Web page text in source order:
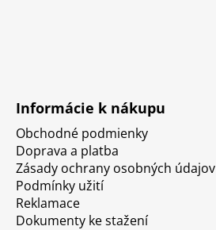
Informácie k nákupu
Obchodné podmienky
Doprava a platba
Zásady ochrany osobných údajov
Podmínky užití
Reklamace
Dokumenty ke stažení